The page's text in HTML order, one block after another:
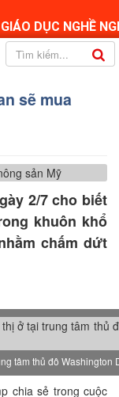
DỤC NGHỀ
sẽ mua
2/7 cho biết
khuôn khổ
chấm dứt
tâm thủ đô Washington
chia sẻ trong cuộc